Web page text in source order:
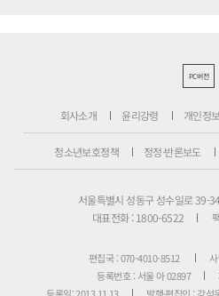
PC버전
회사소개 윤리강령 개인정
청소년보호정책 정정·반론보도
서울특별시 성동구 성수일로 39-
대표전화 : 1800-6522
편집국 : 070-4010-8512
등록번호 : 서울 아 02897
등록일: 2013.11.13
발행·편집인 : 강석